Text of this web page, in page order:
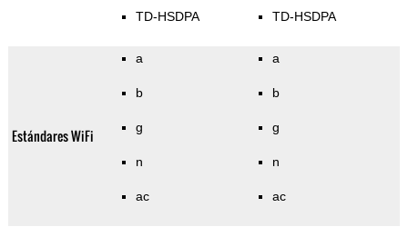
TD-HSDPA TD-HSDPA
Estándares WiFi
a
b
g
n
ac
a
b
g
n
ac